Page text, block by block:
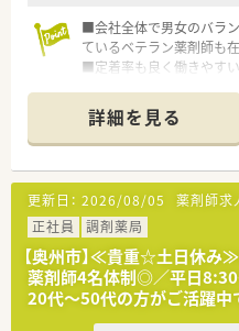
す。
■会社全体で男女のバラ
ているベテラン薬剤師も在
■定着率も良く働きやす
■ドミナントで出店して
互い様精神で助け合いな
■監査機材も導入されて
す。患者様との服薬指導
す。
■地域の薬局が出資して
す。
詳細を見る
更新日： 2026/08/05 薬剤師求
正社員
調剤薬局
【奥州市】≪貴重☆土日休み
薬剤師4名体制◎／平日
20代～50代の方がご活躍